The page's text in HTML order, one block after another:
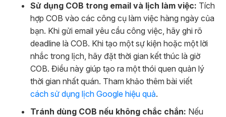
Sử dụng COB trong email và lịch làm việc: Tích
hợp COB vào các công cụ làm việc hàng ngày của
bạn. Khi gửi email yêu cầu công việc, hãy ghi rõ
deadline là COB. Khi tạo một sự kiện hoặc một lời
nhắc trong lịch, hãy đặt thời gian kết thúc là giờ
COB. Điều này giúp tạo ra một thói quen quản lý
thời gian nhất quán. Tham khảo thêm bài viết
cách sử dụng lịch Google hiệu quả.
Tránh dùng COB nếu không chắc chắn: Nếu